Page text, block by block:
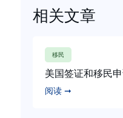
相关文章
移民
美国签证和移民
阅读 ➞